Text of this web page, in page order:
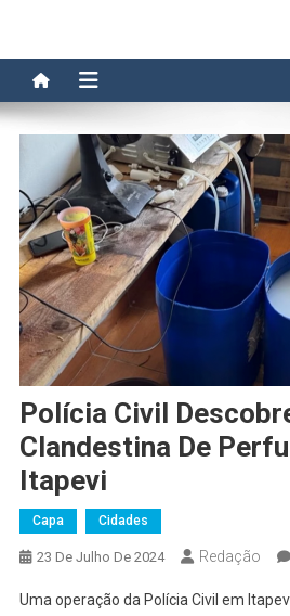
Polícia Civil
Clandestina De
Itapevi
Capa Cidades
23 De Julho De 2024 Redação
Uma operação da Polícia Civil em